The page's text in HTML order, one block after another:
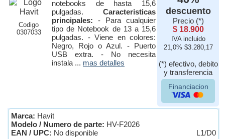
Codigo
0307033
notebooks de hasta 15,6
pulgadas. Caracteristicas
principales: - Para cualquier
tipo de Notebook de 13 a 15,6
pulgadas. - Viene en colores:
Negro, Rojo o Azul. - Puerto
USB extra. - No necesita
instala ... mas detalles
descuento
Precio (*)
$ 18.900
IVA incluido
21,0% $3.280,17
(*) efectivo, debito
y transferencia
Financiacion
Marca: Havit
Modelo / Numero de parte: HV-F2026
EAN / UPC: No disponible L1/D0